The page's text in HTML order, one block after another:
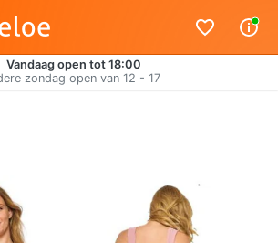
Vandaag open tot 18:00
zondag open van 12 - 17